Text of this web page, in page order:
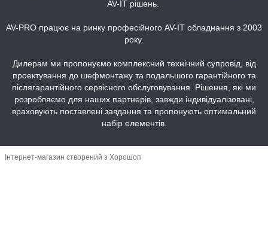
AV-IT рішень.
AV-PRO працює на ринку професійного AV-IT обладнання з 2003
року.
Дилерам ми пропонуємо комплексний технічний супровід, від
проектування до шефмонтажу та подальшого гарантійного та
післягарантійного сервісного обслуговування. Рішення, які ми
розробляємо для наших партнерів, завжди індивідуалізовані,
враховують поставлені завдання та пропонують оптимальний
набір елементів.
Інтернет-магазин створений з Хорошоп